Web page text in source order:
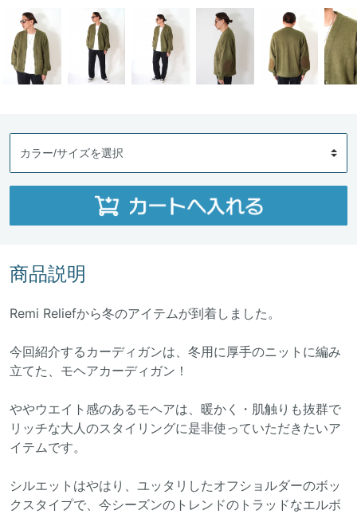
商品説明
Remi Reliefから冬のアイテムが到着しました。
今回紹介するカーディガンは、冬用に厚手のニットに編み
立てた、モヘアカーディガン！
ややウエイト感のあるモヘアは、暖かく・肌触りも抜群で
リッチな大人のスタイリングに是非使っていただきたいア
イテムです。
シルエットはやはり、ユッタリしたオフショルダーのボッ
クスタイプで、今シーズンのトレンドのトラッドなエルボ